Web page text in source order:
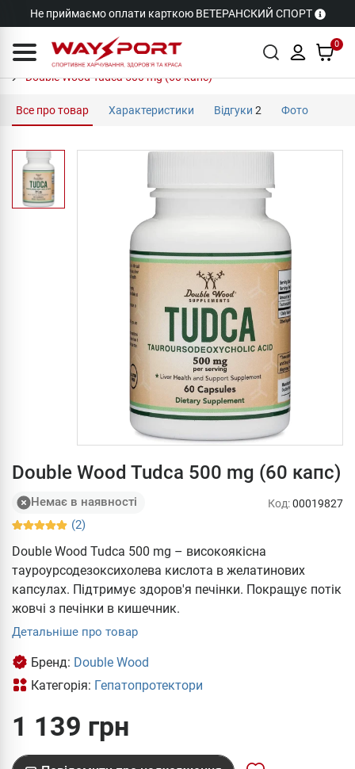
Не приймаємо оплати карткою ВЕТЕРАНСКИЙ СПОРТ
0
Double Wood Tudca 500 mg (60 капс)
Все про товар Характеристики Відгуки 2 Фото
Double Wood Tudca 500 mg (60 капс)
Немає в наявності
(2)
Код:00019827
Double Wood Tudca 500 mg – високоякісна
тауроурсодезоксихолева кислота в желатинових
капсулах. Підтримує здоров'я печінки. Покращує потік
жовчі з печінки в кишечник.
Детальніше про товар
Бренд: Double Wood
Категорія: Гепатопротектори
1 139 грн